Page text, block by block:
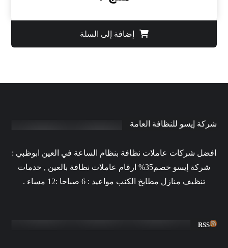
إضافة إلى السلة
شركة إيسو للنظافة العامة
افضل شركات عاملات نظافة بنظام الساعة في العين ابوظبي :
شركة إيسو خصم35% ارقام عاملات نظافة بالعين , خدمات
تنظيف منازل مطابخ الكنب مواعيد : 6 صباحا :12 مساء .
RSS